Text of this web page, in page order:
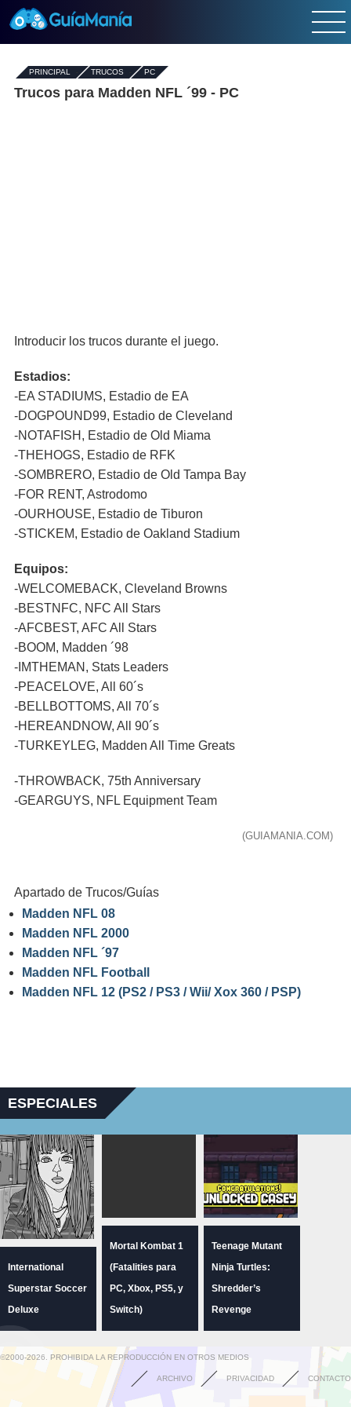
PRINCIPAL - TRUCOS- PC
Trucos para Madden NFL ´99 - PC
Introducir los trucos durante el juego.
Estadios:
-EA STADIUMS, Estadio de EA
-DOGPOUND99, Estadio de Cleveland
-NOTAFISH, Estadio de Old Miama
-THEHOGS, Estadio de RFK
-SOMBRERO, Estadio de Old Tampa Bay
-FOR RENT, Astrodomo
-OURHOUSE, Estadio de Tiburon
-STICKEM, Estadio de Oakland Stadium
Equipos:
-WELCOMEBACK, Cleveland Browns
-BESTNFC, NFC All Stars
-AFCBEST, AFC All Stars
-BOOM, Madden ´98
-IMTHEMAN, Stats Leaders
-PEACELOVE, All 60´s
-BELLBOTTOMS, All 70´s
-HEREANDNOW, All 90´s
-TURKEYLEG, Madden All Time Greats
-THROWBACK, 75th Anniversary
-GEARGUYS, NFL Equipment Team
(GUIAMANIA.COM)
Apartado de Trucos/Guías
Madden NFL 08
Madden NFL 2000
Madden NFL ´97
Madden NFL Football
Madden NFL 12 (PS2 / PS3 / Wii/ Xox 360 / PSP)
ESPECIALES
International
Superstar Soccer
Deluxe
Mortal Kombat 1
(Fatalities para
PC, Xbox, PS5, y
Switch)
Teenage Mutant
Ninja Turtles:
Shredder’s
Revenge
©2000-2026. PROHIBIDA LA REPRODUCCIÓN EN OTROS MEDIOS
ARCHIVO PRIVACIDAD CONTACTO